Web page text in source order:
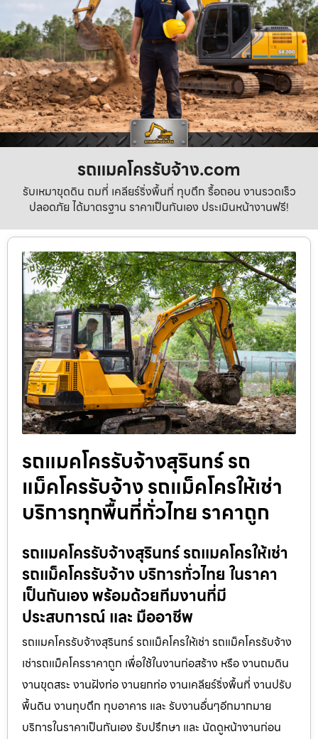
รถแมคโครรับจ้าง.com
รับเหมาขุดดิน ถมที่ เคลียร์ริ่งพื้นที่ ทุบตึก รื้อถอน งานรวดเร็ว
ปลอดภัย ได้มาตรฐาน ราคาเป็นกันเอง ประเมินหน้างานฟรี!
รถแมคโครรับจ้างสุรินทร์ รถ
แม็คโครรับจ้าง รถแม็คโครให้เช่า
บริการทุกพื้นที่ทั่วไทย ราคาถูก
รถแมคโครรับจ้างสุรินทร์ รถแมคโครให้เช่า
รถแม็คโครรับจ้าง บริการทั่วไทย ในราคา
เป็นกันเอง พร้อมด้วยทีมงานที่มี
ประสบการณ์ และ มืออาชีพ
รถแมคโครรับจ้างสุรินทร์ รถแม็คโครให้เช่า รถแม็คโครรับจ้าง
เช่ารถแม็คโครราคาถูก เพื่อใช้ในงานก่อสร้าง หรือ งานถมดิน
งานขุดสระ งานฝังท่อ งานยกท่อ งานเคลียร์ริ่งพื้นที่ งานปรับ
พื้นดิน งานทุบตึก ทุบอาคาร และ รับงานอื่นๆอีกมากมาย
บริการในราคาเป็นกันเอง รับปรึกษา และ นัดดูหน้างานก่อน